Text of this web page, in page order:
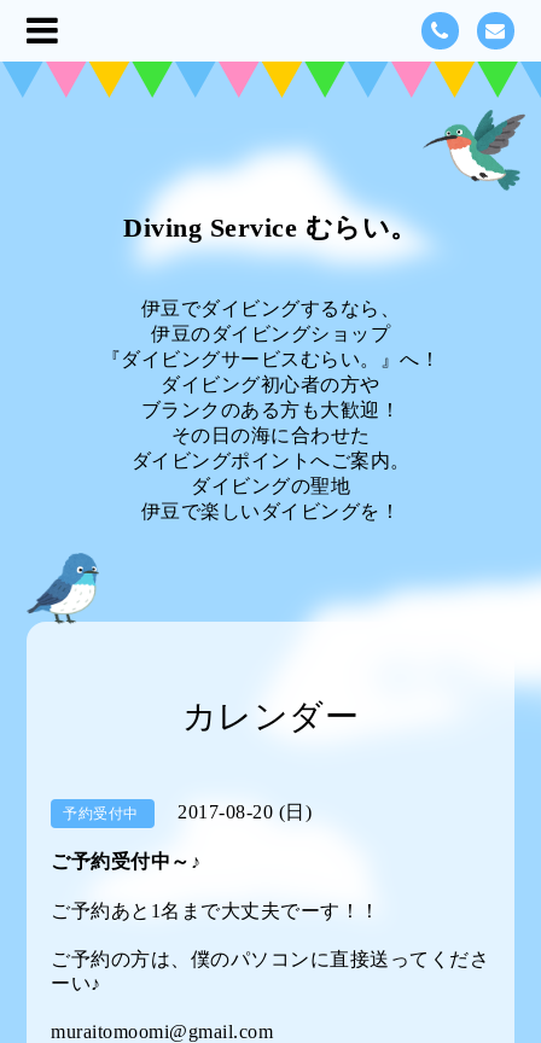
Diving Service むらい。
伊豆でダイビングするなら、
伊豆のダイビングショップ
『ダイビングサービスむらい。』へ！
ダイビング初心者の方や
ブランクのある方も大歓迎！
その日の海に合わせた
ダイビングポイントへご案内。
ダイビングの聖地
伊豆で楽しいダイビングを！
カレンダー
予約受付中 2017-08-20 (日)
ご予約受付中～♪
ご予約あと1名まで大丈夫でーす！！
ご予約の方は、僕のパソコンに直接送ってくださ
ーい♪
muraitomoomi@gmail.com